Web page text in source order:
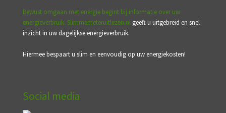
Bewust omgaan met energie begint bij informatie over uw
energieverbruik. Slimmemeteruitlezen.nl geeft u uitgebreid en snel
inzicht in uw dagelijkse energieverbruik.
Hiermee bespaart u slim en eenvoudig op uw energiekosten!
Social media